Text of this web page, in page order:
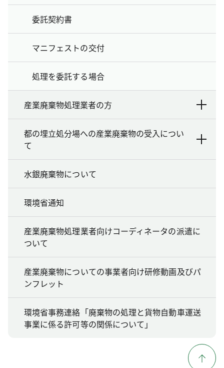
委託契約書
マニフェストの交付
処理を委託する場合
産業廃棄物処理業者の方
都の埋立処分場への産業廃棄物の受入につい
て
水銀廃棄物について
環境省通知
産業廃棄物処理業者向けコーディネータの派遣に
ついて
産業廃棄物についての事業者向け研修動画及びパ
ンフレット
環境省事務連絡「廃棄物の処理と貨物自動車運送
事業に係る許可等の関係について」